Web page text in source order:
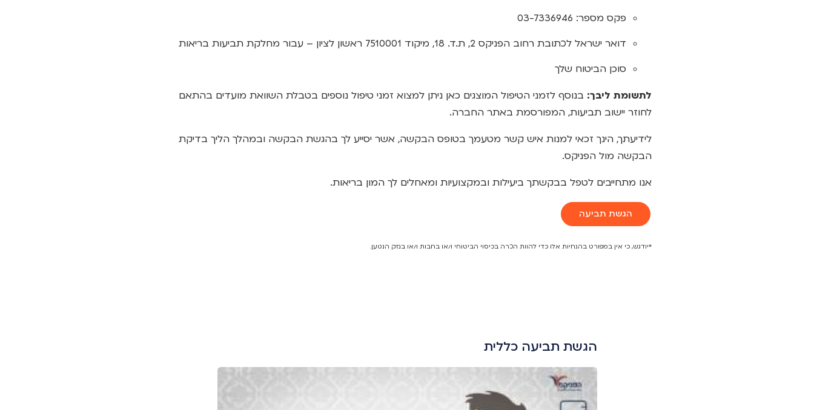
פקס מספר: 03-7336946
דואר ישראל לכתובת רחוב הפניקס 2, ת.ד. 18, מיקוד 7510001 ראשון לציון – עבור מחלקת תביעות בריאות
סוכן הביטוח שלך
לתשומת ליבך: בנוסף לזמני הטיפול המוצגים כאן ניתן למצוא זמני טיפול נוספים בטבלת השוואת מועדים בהתאם
לחוזר יישוב תביעות, המפורסמת באתר החברה.
לידיעתך, הינך זכאי למנות איש קשר מטעמך בטופס הבקשה, אשר יסייע לך בהגשת הבקשה ובמהלך הליך בדיקת
הבקשה מול הפניקס.
אנו מתחייבים לטפל בבקשתך ביעילות ובמקצועיות ומאחלים לך המון בריאות.​
הגשת תביעה
*יודגש, כי אין במפורט בהנחיות אלו כדי להוות הכרה בכיסוי הביטוחי ו/או בחבות ו/או בנזק הנטען.
הגשת תביעה כללית